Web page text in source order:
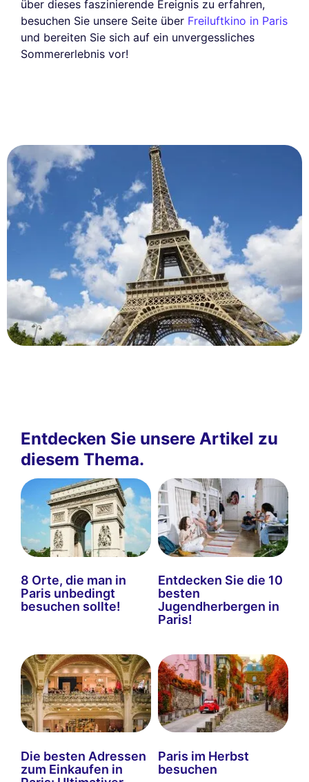
über dieses faszinierende Ereignis zu erfahren,
besuchen Sie unsere Seite über Freiluftkino in Paris
und bereiten Sie sich auf ein unvergessliches
Sommererlebnis vor!
Entdecken Sie unsere Artikel zu
diesem Thema.
8 Orte, die man in
Paris unbedingt
besuchen sollte!
Entdecken Sie die 10
besten
Jugendherbergen in
Paris!
Die besten Adressen
zum Einkaufen in
Paris im Herbst
besuchen